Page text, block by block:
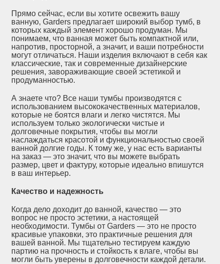
Прямо сейчас, если вы хотите освежить вашу
ванную, Garders предлагает широкий выбор тумб, в
которых каждый элемент хорошо продуман. Мы
понимаем, что ванная может быть компактной или,
напротив, просторной, а значит, и ваши потребности
могут отличаться. Наши изделия включают в себя как
классические, так и современные дизайнерские
решения, завораживающие своей эстетикой и
продуманностью.
А знаете что? Все наши тумбы производятся с
использованием высококачественных материалов,
которые не боятся влаги и легко чистятся. Мы
используем только экологически чистые и
долговечные покрытия, чтобы вы могли
наслаждаться красотой и функциональностью своей
ванной долгие годы. К тому же, у нас есть варианты
на заказ — это значит, что вы можете выбрать
размер, цвет и фактуру, которые идеально впишутся
в ваш интерьер.
Качество и надежность
Когда дело доходит до ванной, качество — это
вопрос не просто эстетики, а настоящей
необходимости. Тумбы от Garders — это не просто
красивые упаковки, это практичные решения для
вашей ванной. Мы тщательно тестируем каждую
партию на прочность и стойкость к влаге, чтобы вы
могли быть уверены в долговечности каждой детали.